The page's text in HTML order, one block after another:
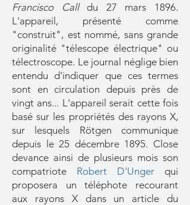
Francisco Calldu 27 mars 1896.
L'appareil, présenté comme
"construit", est nommé, sans grande
originalité "télescope électrique" ou
télectroscope. Le journal néglige bien
entendu d'indiquer que ces termes
sont en circulation depuis près de
vingt ans... L'appareil serait cette fois
basé sur les propriétés des rayons X,
sur lesquels Rötgen communique
depuis le 25 décembre 1895. Close
devance ainsi de plusieurs mois son
compatriote Robert D'Unger qui
proposera un téléphote recourant
aux rayons X dans un article du